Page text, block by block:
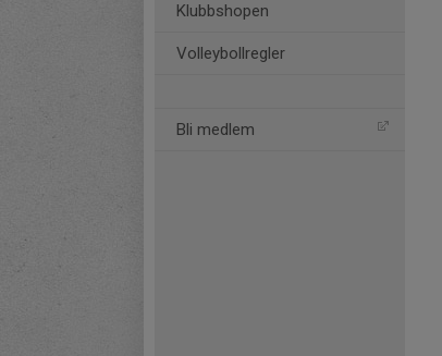
Klubbshopen
Volleybollregler
Bli medlem